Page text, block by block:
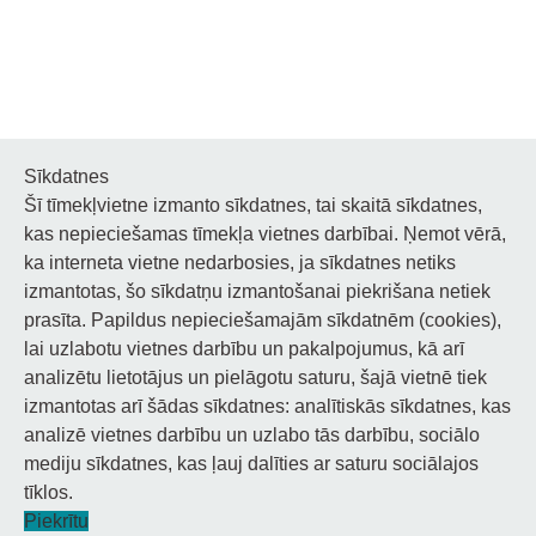
Noderīgi
Privātuma politika
Sīkdatņu privātuma politika
Piekļūstamība
© 2026 Staņislava Broka Daugavpils Mūzikas vidusskola.
Sīkdatnes
Šī tīmekļvietne izmanto sīkdatnes, tai skaitā sīkdatnes,
kas nepieciešamas tīmekļa vietnes darbībai. Ņemot vērā,
ka interneta vietne nedarbosies, ja sīkdatnes netiks
izmantotas, šo sīkdatņu izmantošanai piekrišana netiek
prasīta. Papildus nepieciešamajām sīkdatnēm (cookies),
lai uzlabotu vietnes darbību un pakalpojumus, kā arī
analizētu lietotājus un pielāgotu saturu, šajā vietnē tiek
izmantotas arī šādas sīkdatnes: analītiskās sīkdatnes, kas
analizē vietnes darbību un uzlabo tās darbību, sociālo
mediju sīkdatnes, kas ļauj dalīties ar saturu sociālajos
tīklos.
Piekrītu